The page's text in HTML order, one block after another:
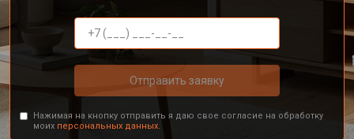
Отправить заявку
Нажимая на кнопку отправить я даю свое согласие на обработку
моих персональных данных.